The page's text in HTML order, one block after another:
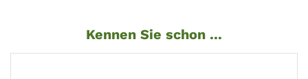
Kennen Sie schon ...